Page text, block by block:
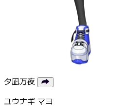
夕凪万夜
ユウナギ マヨ